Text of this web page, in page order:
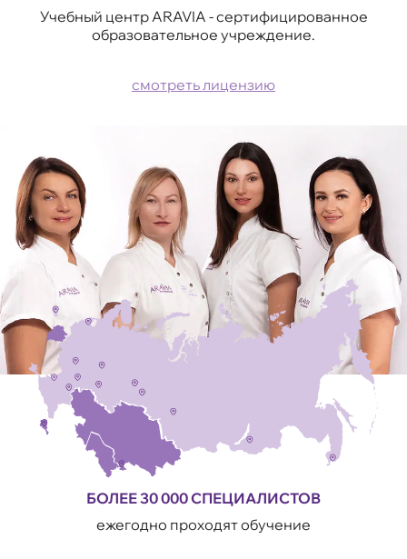
Учебный центр ARAVIA - сертифицированное
образовательное учреждение.
смотреть лицензию
БОЛЕЕ 30 000 СПЕЦИАЛИСТОВ
ежегодно проходят обучение